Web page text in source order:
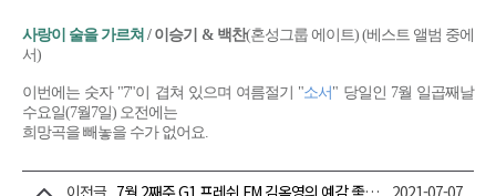
사랑이 술을 가르쳐 / 이승기 & 백찬(혼성그룹 에이트) (베스트 앨범 중에
서)
이번에는 숫자 "7"이 겹쳐 있으며 여름절기 "소서" 당일인 7월 일곱째날
수요일(7월7일) 오전에는
희망곡을 빼놓을 수가 없어요.
이전글 7월 2째주 G1 프레쉬 FM 김옥영의 예감 좋은 날 노래 신청 합니다. 2021-07-07